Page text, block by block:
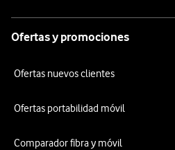
Ofertas y promociones
Ofertas nuevos clientes
Ofertas portabilidad móvil
Comparador fibra y móvil